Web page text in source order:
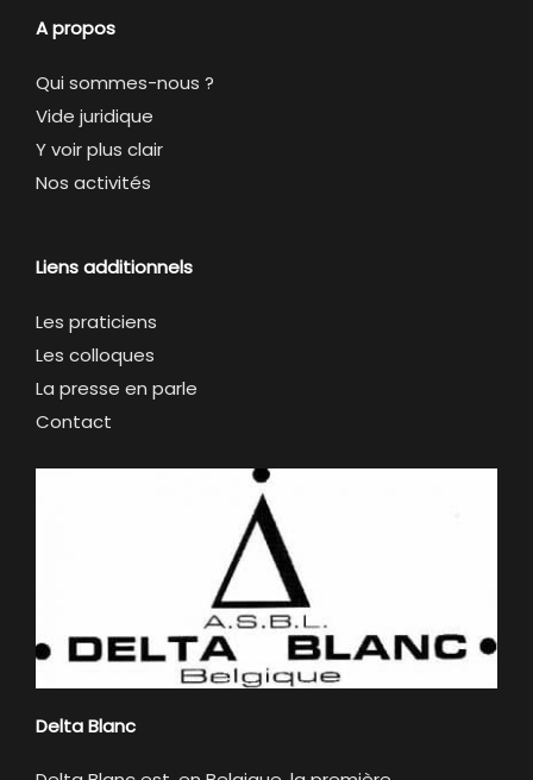
A propos
Qui sommes-nous ?
Vide juridique
Y voir plus clair
Nos activités
Liens additionnels
Les praticiens
Les colloques
La presse en parle
Contact
Delta Blanc